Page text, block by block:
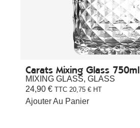
Carats Mixing Glass 750ml
MIXING GLASS, GLASS
24,90 € TTC 20,75 € HT
Ajouter Au Panier